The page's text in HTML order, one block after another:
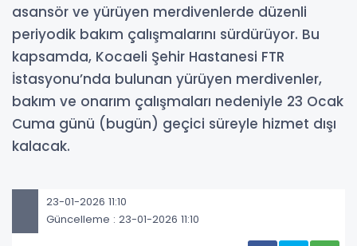
asansör ve yürüyen merdivenlerde düzenli
periyodik bakım çalışmalarını sürdürüyor. Bu
kapsamda, Kocaeli Şehir Hastanesi FTR
İstasyonu’nda bulunan yürüyen merdivenler,
bakım ve onarım çalışmaları nedeniyle 23 Ocak
Cuma günü (bugün) geçici süreyle hizmet dışı
kalacak.
23-01-2026 11:10
Güncelleme : 23-01-2026 11:10